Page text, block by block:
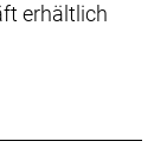
erhältlich